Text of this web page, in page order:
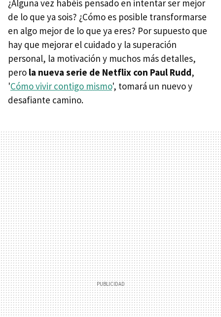
¿Alguna vez habéis pensado en intentar ser mejor
de lo que ya sois? ¿Cómo es posible transformarse
en algo mejor de lo que ya eres? Por supuesto que
hay que mejorar el cuidado y la superación
personal, la motivación y muchos más detalles,
pero la nueva serie de Netflix con Paul Rudd,
'Cómo vivir contigo mismo', tomará un nuevo y
desafiante camino.